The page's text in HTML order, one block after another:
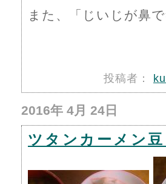
また、「じいじが鼻
投稿者：
2016年 4月 24日
ツタンカーメン